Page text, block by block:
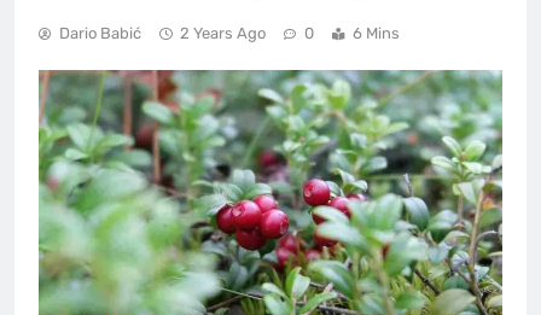
Dario Babić 2 Years Ago 0 6 Mins